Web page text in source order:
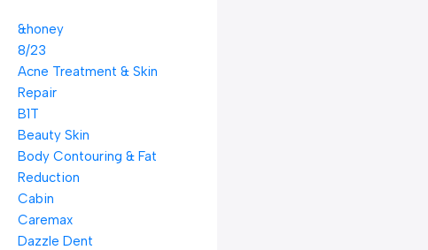
&honey
8/23
Acne Treatment & Skin
Repair
B1T
Beauty Skin
Body Contouring & Fat
Reduction
Cabin
Caremax
Dazzle Dent